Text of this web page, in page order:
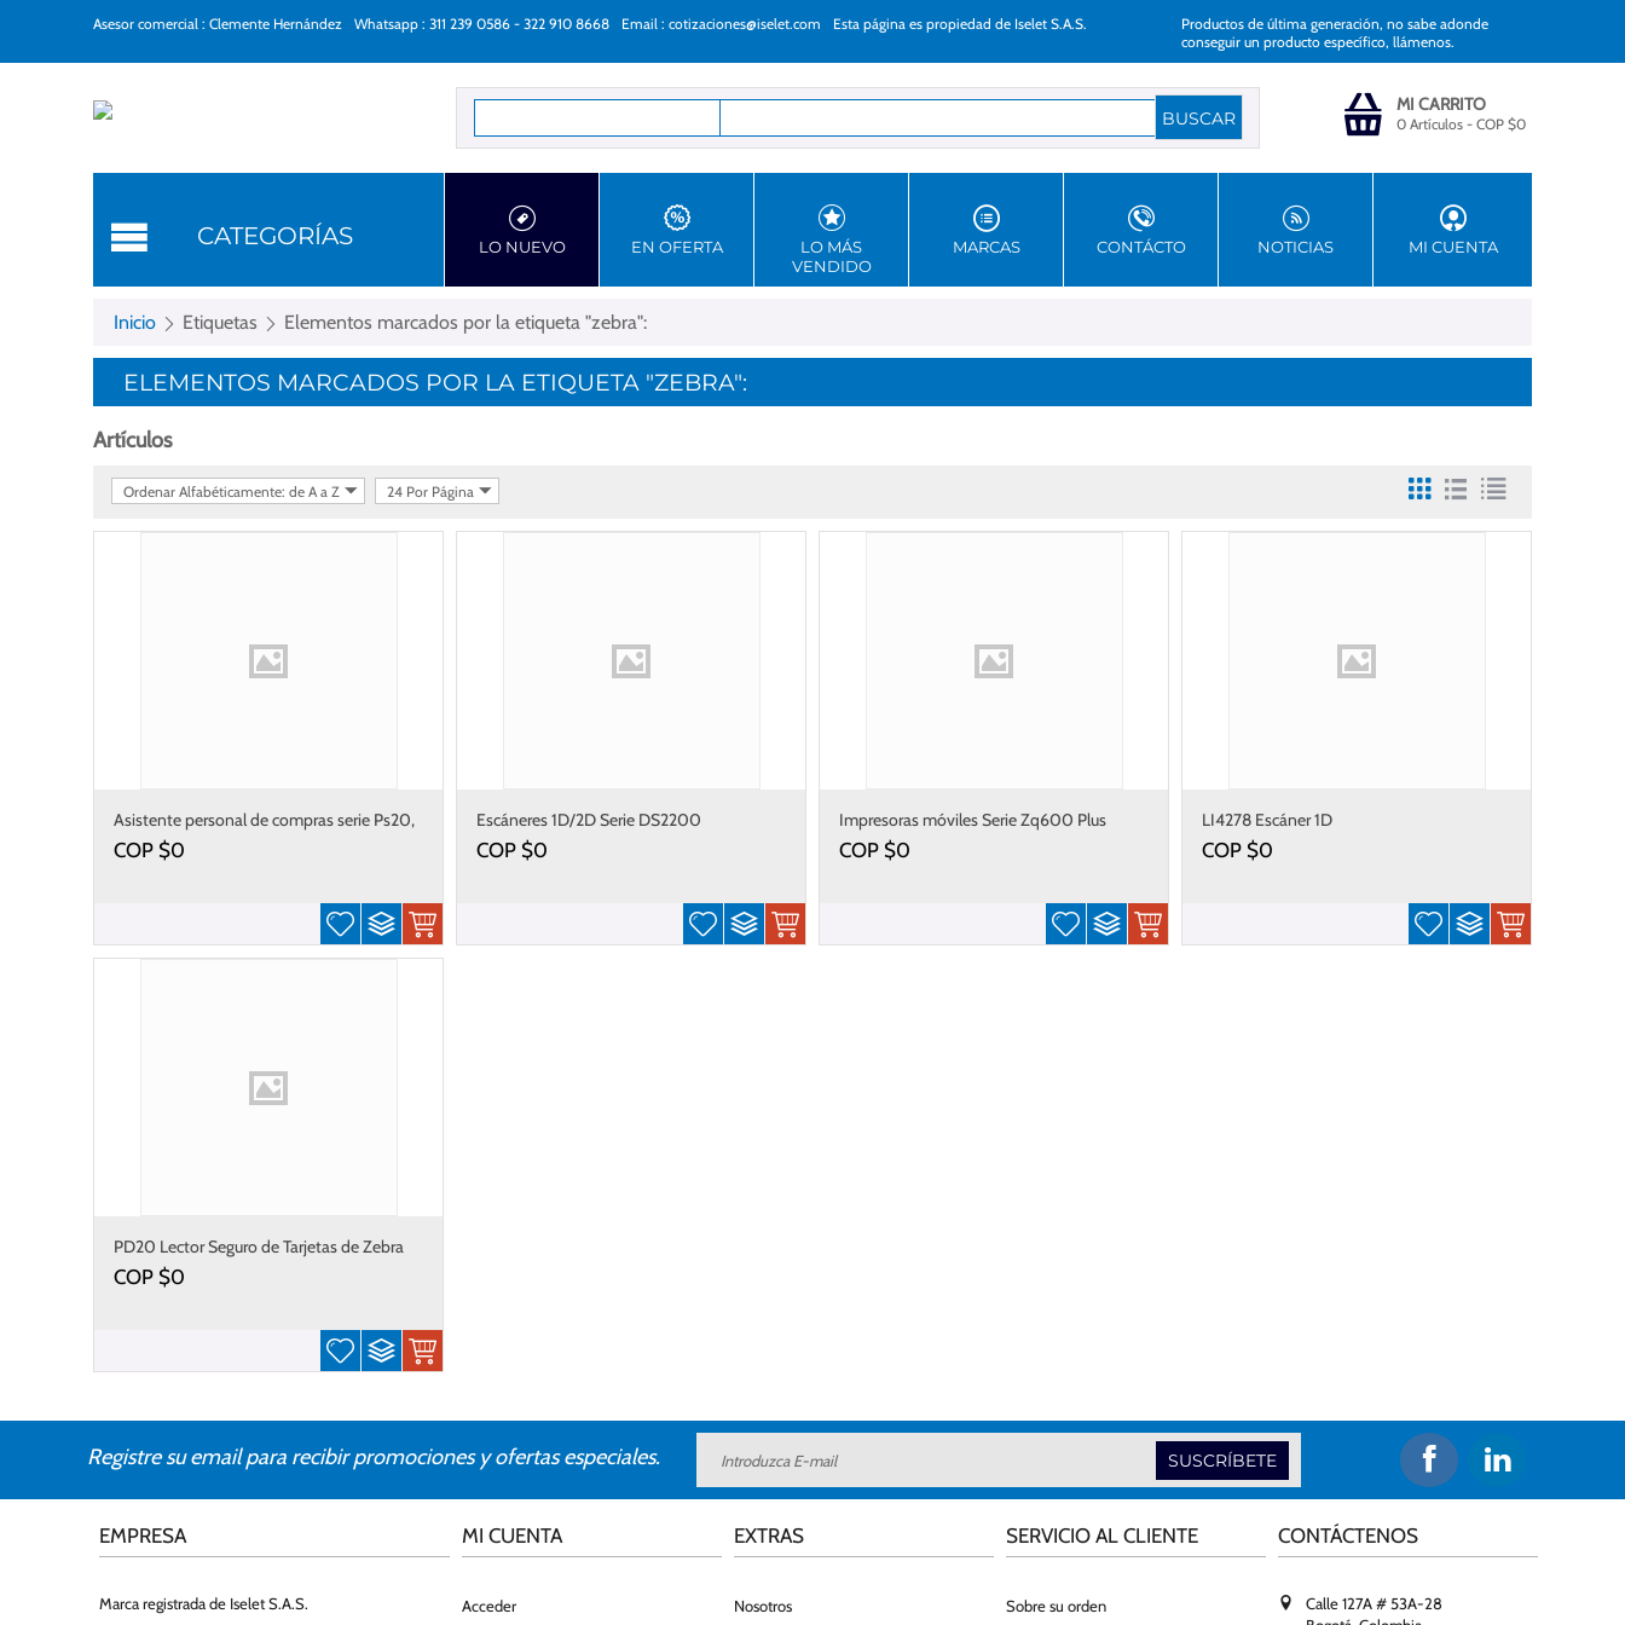
Asesor comercial : Clemente Hernández Whatsapp : 311 239 0586 - 322 910 8668 Email : cotizaciones@iselet.com Esta página es propiedad de Iselet S.A.S.
Productos de última generación, no sabe adonde
conseguir un producto específico, llámenos.
MI CARRITO
0 Artículos - COP $0
CATEGORÍAS LO NUEVO EN OFERTA
LO MÁS
VENDIDO
MARCAS CONTÁCTO NOTICIAS MI CUENTA
Inicio Etiquetas Elementos marcados por la etiqueta "zebra":
ELEMENTOS MARCADOS POR LA ETIQUETA "ZEBRA":
Artículos
Ordenar Alfabéticamente: de A a Z 24 Por Página
Asistente personal de compras serie Ps20,
Ps20 Plus
COP $0
Escáneres 1D/2D Serie DS2200
COP $0
Impresoras móviles Serie Zq600 Plus
COP $0
LI4278 Escáner 1D
COP $0
PD20 Lector Seguro de Tarjetas de Zebra
COP $0
Registre su email para recibir promociones y ofertas especiales. SUSCRÍBETE
EMPRESA
Marca registrada de Iselet S.A.S.
MI CUENTA
Acceder
EXTRAS
Nosotros
SERVICIO AL CLIENTE
Sobre su orden
CONTÁCTENOS
Calle 127A # 53A-28